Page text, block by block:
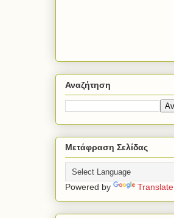
Αναζήτηση
Μετάφραση Σελίδας
Powered by Translate